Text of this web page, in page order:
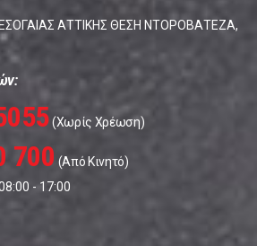
ΑΤΤΙΚΗΣ ΘΕΣΗ ΝΤΟΡΟΒΑΤΕΖΑ,
(Χωρίς Χρέωση)
700 (Από Κινητό)
- 17:00